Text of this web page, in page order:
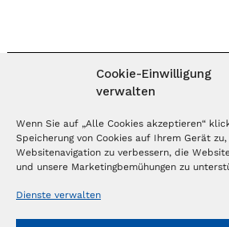
Cookie-Einwilligung
verwalten
Wenn Sie auf „Alle Cookies akzeptieren“
Speicherung von Cookies auf Ihrem Gerät
Websitenavigation zu verbessern, die
und unsere Marketingbemühungen zu
Dienste verwalten
MAGAZIN ABONNIEREN
Abonnieren
NEWSLETTER